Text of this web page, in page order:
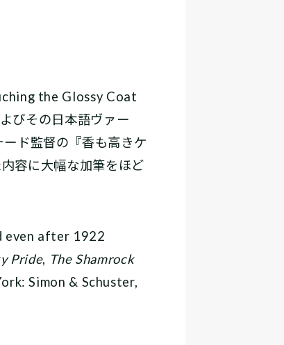
the Glossy Coat
びその日本語ヴァー
ード監督の『香も高きケ
容に大幅な加筆をほど
even after 1922
Pride, The Shamrock
Simon & Schuster,